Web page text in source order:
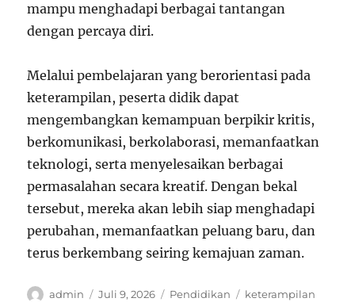
mampu menghadapi berbagai tantangan
dengan percaya diri.
Melalui pembelajaran yang berorientasi pada
keterampilan, peserta didik dapat
mengembangkan kemampuan berpikir kritis,
berkomunikasi, berkolaborasi, memanfaatkan
teknologi, serta menyelesaikan berbagai
permasalahan secara kreatif. Dengan bekal
tersebut, mereka akan lebih siap menghadapi
perubahan, memanfaatkan peluang baru, dan
terus berkembang seiring kemajuan zaman.
Author
admin
Posted
Juli 9, 2026 Categories
Pendidikan Tags
keterampilan